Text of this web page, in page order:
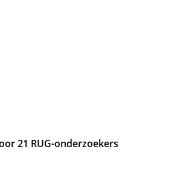
21 RUG-onderzoekers